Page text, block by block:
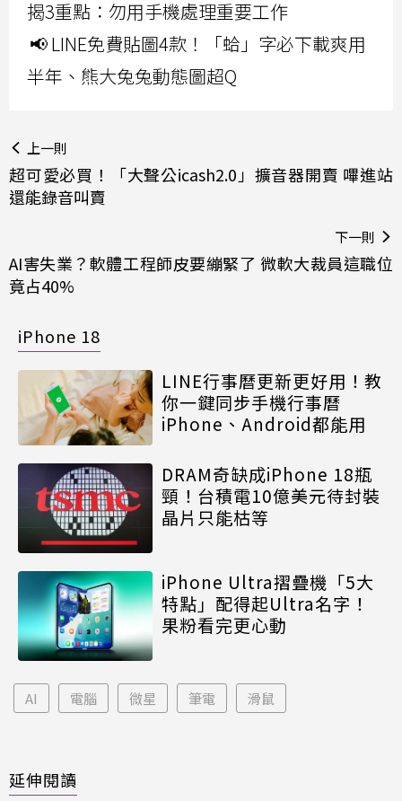
揭3重點：勿用手機處理重要工作
📢 LINE免費貼圖4款！「蛤」字必下載爽用
半年、熊大兔兔動態圖超Q
上一則
超可愛必買！「大聲公icash2.0」擴音器開賣 嗶進站
還能錄音叫賣
下一則
AI害失業？軟體工程師皮要繃緊了 微軟大裁員這職位
竟占40%
iPhone 18
LINE行事曆更新更好用！教
你一鍵同步手機行事曆
iPhone、Android都能用
DRAM奇缺成iPhone 18瓶
頸！台積電10億美元待封裝
晶片只能枯等
iPhone Ultra摺疊機「5大
特點」配得起Ultra名字！
果粉看完更心動
AI 電腦 微星 筆電 滑鼠
延伸閱讀